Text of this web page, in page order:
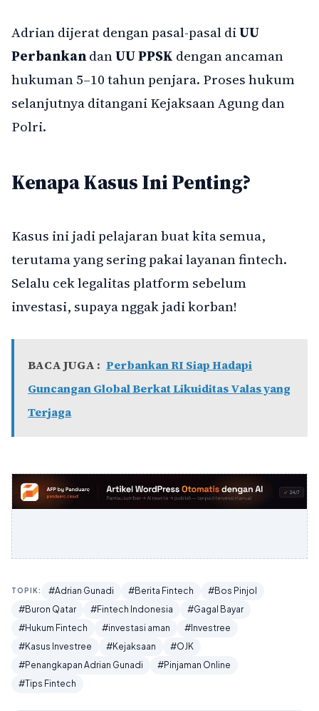
Adrian dijerat dengan pasal-pasal diUU
PerbankandanUU PPSK dengan ancaman
hukuman 5–10 tahun penjara. Proses hukum
selanjutnya ditangani Kejaksaan Agung dan
Polri.
Kenapa Kasus Ini Penting?
Kasus ini jadi pelajaran buat kita semua,
terutama yang sering pakai layanan fintech.
Selalu cek legalitas platform sebelum
investasi, supaya nggak jadi korban!
BACA JUGA : Perbankan RI Siap Hadapi
Guncangan Global Berkat Likuiditas Valas yang
Terjaga
TOPIK: #Adrian Gunadi #Berita Fintech
#Bos Pinjol
#Buron Qatar
#Fintech Indonesia
#Gagal Bayar
#Hukum Fintech
#investasi aman
#Investree
#Kasus Investree
#Kejaksaan
#OJK
#Penangkapan Adrian Gunadi
#Pinjaman Online
#Tips Fintech